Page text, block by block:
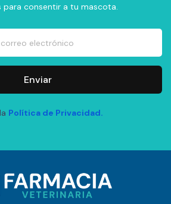
para consentir a tu mascota.
Enviar
Política de Privacidad.